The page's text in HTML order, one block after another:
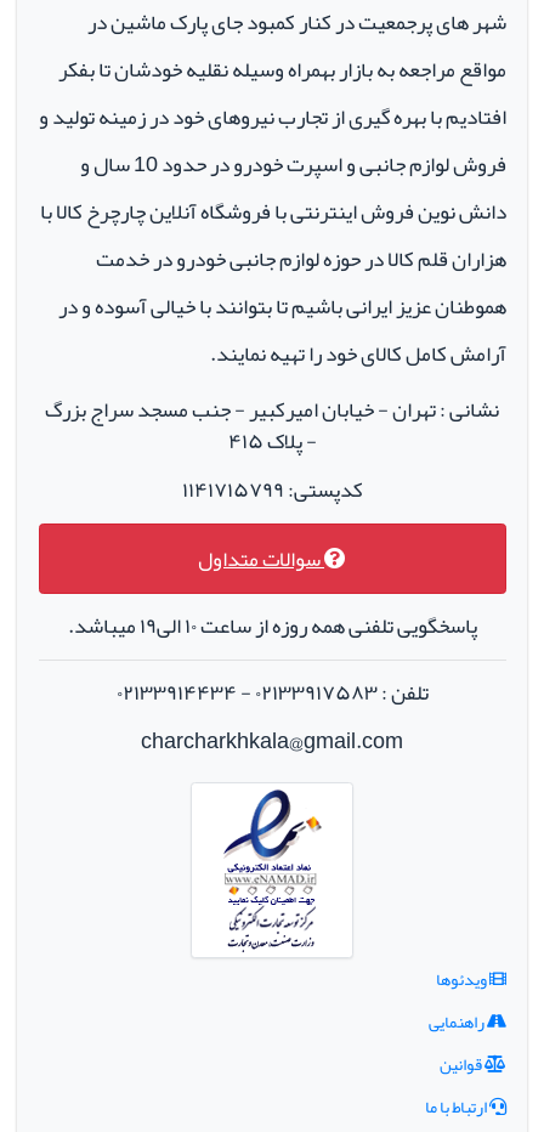
شهر های پرجمعیت در کنار کمبود جای پارک ماشین در
مواقع مراجعه به بازار بهمراه وسیله نقلیه خودشان تا بفکر
افتادیم با بهره گیری از تجارب نیروهای خود در زمینه تولید و
فروش لوازم جانبی و اسپرت خودرو در حدود 10 سال و
دانش نوین فروش اینترنتی با فروشگاه آنلاین چارچرخ کالا با
هزاران قلم کالا در حوزه لوازم جانبی خودرو در خدمت
هموطنان عزیز ایرانی باشیم تا بتوانند با خیالی آسوده و در
آرامش کامل کالای خود را تهیه نمایند.
نشانی : تهران - خیابان امیرکبیر - جنب مسجد سراج بزرگ
- پلاک ۴۱۵
کدپستی: ۱۱۴۱۷۱۵۷۹۹
سوالات متداول
پاسخگویی تلفنی همه روزه از ساعت ۱۰ الی۱۹ میباشد.
تلفن : ۰۲۱۳۳۹۱۷۵۸۳ - ۰۲۱۳۳۹۱۴۴۳۴
charcharkhkala@gmail.com
ویدئوها
راهنمایی
قوانین
ارتباط با ما